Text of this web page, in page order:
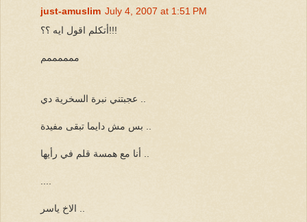
just-amuslim July 4, 2007 at 1:51 PM
أتكلم اقول ايه ؟؟!!!
ممممممم